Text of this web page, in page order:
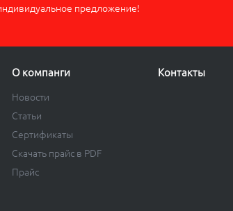
предложение!
О компанги
Новости
Статьи
Сертификаты
Скачать прайс в PDF
Прайс
Контакты